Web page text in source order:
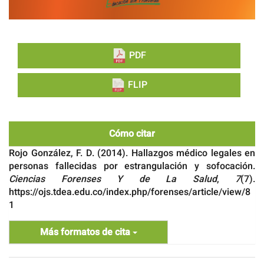
PDF
FLIP
Cómo citar
Rojo González, F. D. (2014). Hallazgos médico legales en
personas fallecidas por estrangulación y sofocación.
Ciencias Forenses Y de La Salud, 7(7).
https://ojs.tdea.edu.co/index.php/forenses/article/view/8
1
Más formatos de cita